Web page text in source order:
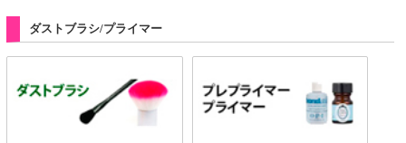
ダストブラシ/プライマー